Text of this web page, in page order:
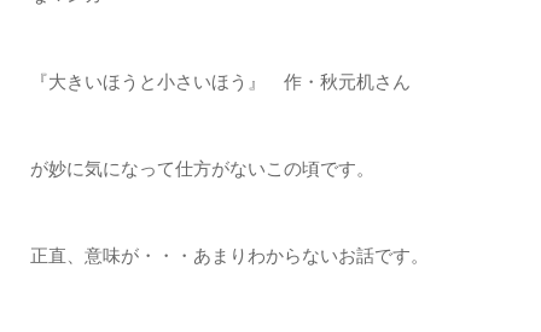
『大きいほうと小さいほう』 作・秋元机さん
が妙に気になって仕方がないこの頃です。
正直、意味が・・・あまりわからないお話です。